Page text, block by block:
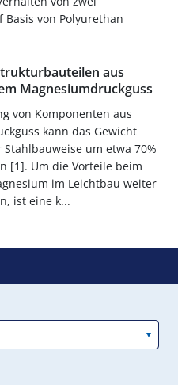
Basis von Polyurethan
aus
Magnesiumdruckguss
von Komponenten aus
kann das Gewicht
um etwa 70%
[1]. Um die Vorteile beim
im Leichtbau weiter
ist eine k...